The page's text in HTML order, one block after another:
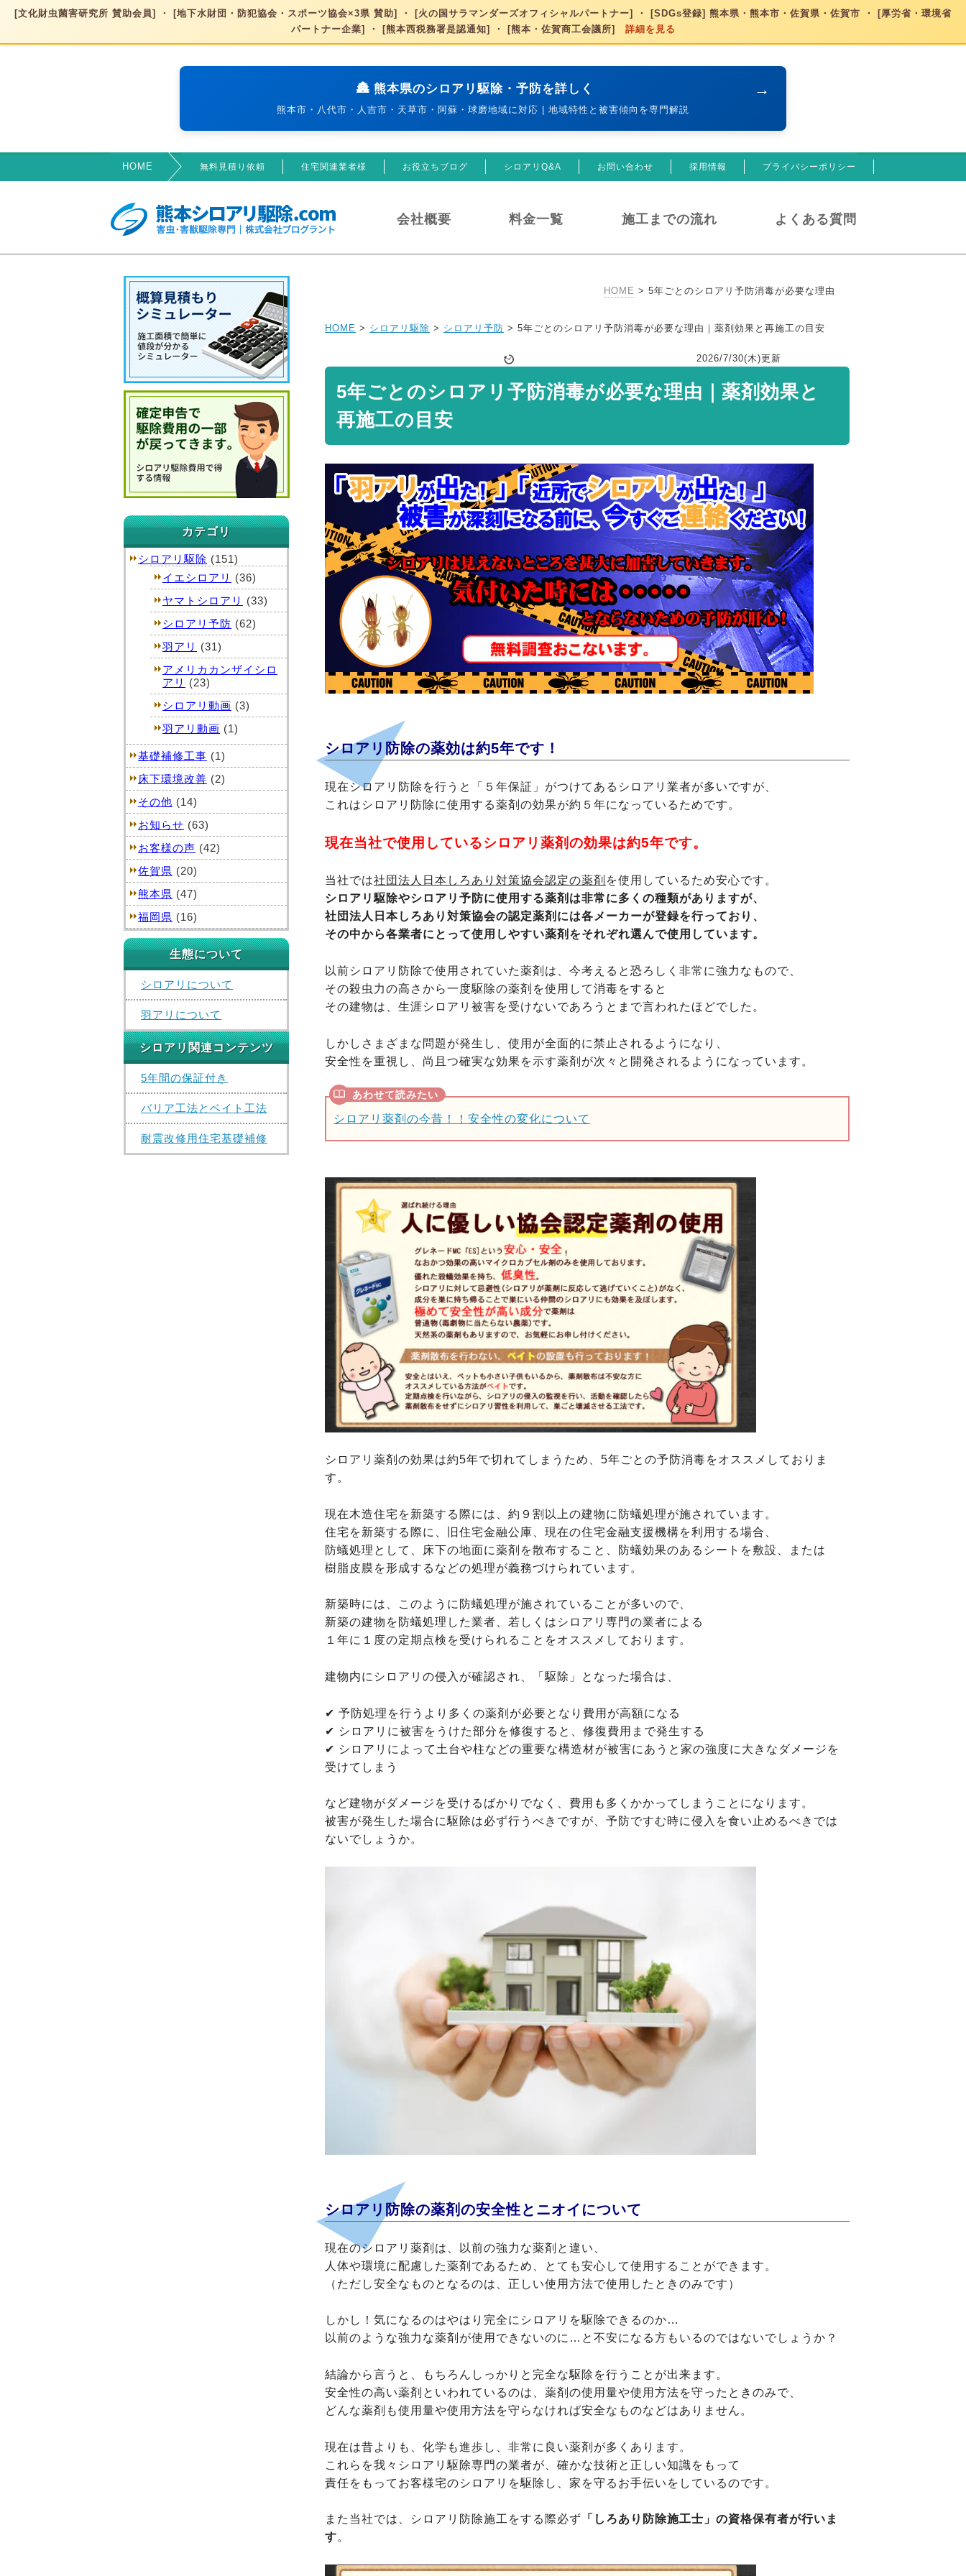
[文化財虫菌害研究所 賛助会員] ・ [地下水財団・防犯協会・スポーツ協会×3県 賛助] ・ [火の国サラマンダーズオフィシャルパートナー] ・ [SDGs登録] 熊本県・熊本市・佐賀県・佐賀市 ・ [厚労省・環境省
パートナー企業] ・ [熊本西税務署是認通知] ・ [熊本・佐賀商工会議所] 詳細を見る
→
🏯 熊本県のシロアリ駆除・予防を詳しく
熊本市・八代市・人吉市・天草市・阿蘇・球磨地域に対応 | 地域特性と被害傾向を専門解説
HOME 無料見積り依頼 住宅関連業者様 お役立ちブログ シロアリQ&A お問い合わせ 採用情報 プライバシーポリシー
会社概要 料金一覧 施工までの流れ よくある質問
HOME > 5年ごとのシロアリ予防消毒が必要な理由
HOME > シロアリ駆除 > シロアリ予防 > 5年ごとのシロアリ予防消毒が必要な理由｜薬剤効果と再施工の目安
2026/7/30(木)更新
5年ごとのシロアリ予防消毒が必要な理由｜薬剤効果と
再施工の目安
シロアリ防除の薬効は約5年です！
現在シロアリ防除を行うと「５年保証」がつけてあるシロアリ業者が多いですが、
これはシロアリ防除に使用する薬剤の効果が約５年になっているためです。
現在当社で使用しているシロアリ薬剤の効果は約5年です。
当社では社団法人日本しろあり対策協会認定の薬剤 を使用しているため安心です。
シロアリ駆除やシロアリ予防に使用する薬剤は非常に多くの種類がありますが、
社団法人日本しろあり対策協会の認定薬剤には各メーカーが登録を行っており、
その中から各業者にとって使用しやすい薬剤をそれぞれ選んで使用しています。
以前シロアリ防除で使用されていた薬剤は、今考えると恐ろしく非常に強力なもので、
その殺虫力の高さから一度駆除の薬剤を使用して消毒をすると
その建物は、生涯シロアリ被害を受けないであろうとまで言われたほどでした。
しかしさまざまな問題が発生し、使用が全面的に禁止されるようになり、
安全性を重視し、尚且つ確実な効果を示す薬剤が次々と開発されるようになっています。
シロアリ薬剤の今昔！！安全性の変化について
シロアリ薬剤の効果は約5年で切れてしまうため、5年ごとの予防消毒をオススメしておりま
す。
現在木造住宅を新築する際には、約９割以上の建物に防蟻処理が施されています。
住宅を新築する際に、旧住宅金融公庫、現在の住宅金融支援機構を利用する場合、
防蟻処理として、床下の地面に薬剤を散布すること、防蟻効果のあるシートを敷設、または
樹脂皮膜を形成するなどの処理が義務づけられています。
新築時には、このように防蟻処理が施されていることが多いので、
新築の建物を防蟻処理した業者、若しくはシロアリ専門の業者による
１年に１度の定期点検を受けられることをオススメしております。
建物内にシロアリの侵入が確認され、「駆除」となった場合は、
✔ 予防処理を行うより多くの薬剤が必要となり費用が高額になる
✔ シロアリに被害をうけた部分を修復すると、修復費用まで発生する
✔ シロアリによって土台や柱などの重要な構造材が被害にあうと家の強度に大きなダメージを
受けてしまう
など建物がダメージを受けるばかりでなく、費用も多くかかってしまうことになります。
被害が発生した場合に駆除は必ず行うべきですが、予防ですむ時に侵入を食い止めるべきでは
ないでしょうか。
シロアリ防除の薬剤の安全性とニオイについて
現在のシロアリ薬剤は、以前の強力な薬剤と違い、
人体や環境に配慮した薬剤であるため、とても安心して使用することができます。
（ただし安全なものとなるのは、正しい使用方法で使用したときのみです）
しかし！気になるのはやはり完全にシロアリを駆除できるのか…
以前のような強力な薬剤が使用できないのに…と不安になる方もいるのではないでしょうか？
結論から言うと、もちろんしっかりと完全な駆除を行うことが出来ます。
安全性の高い薬剤といわれているのは、薬剤の使用量や使用方法を守ったときのみで、
どんな薬剤も使用量や使用方法を守らなければ安全なものなどはありません。
現在は昔よりも、化学も進歩し、非常に良い薬剤が多くあります。
これらを我々シロアリ駆除専門の業者が、確かな技術と正しい知識をもって
責任をもってお客様宅のシロアリを駆除し、家を守るお手伝いをしているのです。
また当社では、シロアリ防除施工をする際必ず 「しろあり防除施工士」の資格保有者が行いま
す。
カテゴリ
シロアリ駆除 (151)
イエシロアリ
(36)
ヤマトシロアリ
(33)
シロアリ予防 (62)
羽アリ
(31)
アメリカカンザイシロ
アリ
(23)
シロアリ動画 (3)
羽アリ動画 (1)
基礎補修工事 (1)
床下環境改善 (2)
その他 (14)
お知らせ (63)
お客様の声 (42)
佐賀県 (20)
熊本県 (47)
福岡県 (16)
生態について
シロアリについて
羽アリについて
シロアリ関連コンテンツ
5年間の保証付き
バリア工法とベイト工法
耐震改修用住宅基礎補修